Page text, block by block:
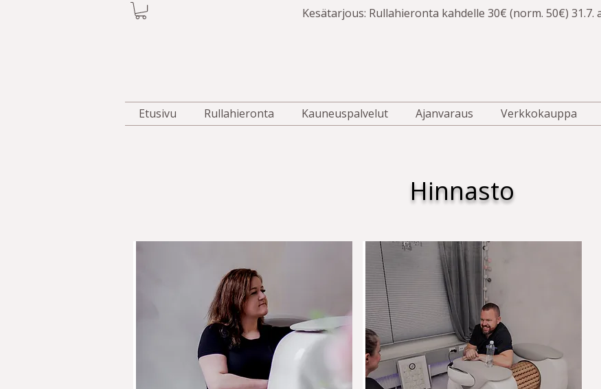
Kesätarjous: Rullahieronta kahdelle 30€ (norm. 50€) 31.7.
Etusivu Rullahieronta Kauneuspalvelut Ajanvaraus Verkkokauppa
Hinnasto